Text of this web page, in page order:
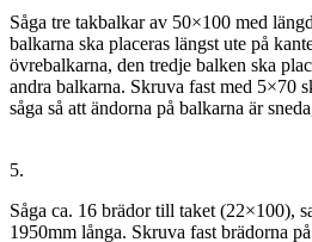
Såga tre takbalkar av 50×100 med
balkarna ska placeras längst ute på
övrebalkarna, den tredje balken ska
andra balkarna. Skruva fast med 5×70
såga så att ändorna på balkarna är
5.
Såga ca. 16 brädor till taket (22×100),
1950mm långa. Skruva fast brädorna